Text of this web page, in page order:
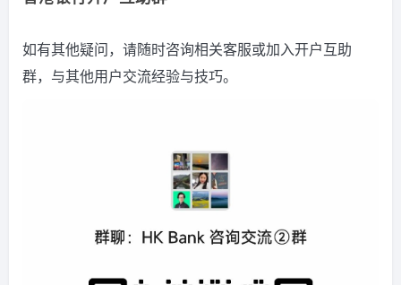
如有其他疑问，请随时咨询相关客服或加入开户互助
群，与其他用户交流经验与技巧。